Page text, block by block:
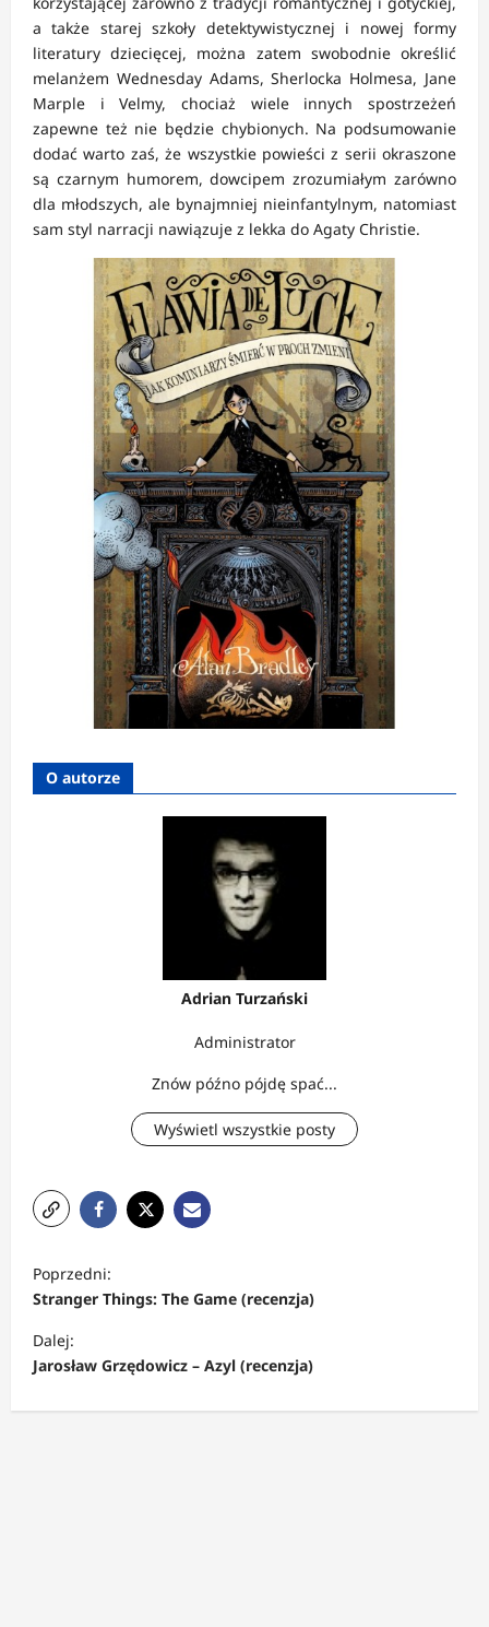
a także starej szkoły detektywistycznej i nowej formy
literatury dziecięcej, można zatem swobodnie określić
melanżem Wednesday Adams, Sherlocka Holmesa, Jane
Marple i Velmy, chociaż wiele innych spostrzeżeń
zapewne też nie będzie chybionych. Na podsumowanie
dodać warto zaś, że wszystkie powieści z serii okraszone
są czarnym humorem, dowcipem zrozumiałym zarówno
dla młodszych, ale bynajmniej nieinfantylnym, natomiast
sam styl narracji nawiązuje z lekka do Agaty Christie.
O autorze
Adrian Turzański
Administrator
Znów późno pójdę spać...
Wyświetl wszystkie posty
o
b
a
Poprzedni:
Stranger Things: The Game (recenzja)
Dalej:
Jarosław Grzędowicz – Azyl (recenzja)